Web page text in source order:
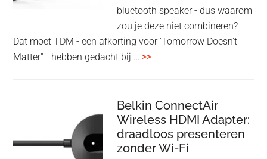
bluetooth speaker - dus waarom
zou je deze niet combineren?
Dat moet TDM - een afkorting voor 'Tomorrow Doesn't
Matter" - hebben gedacht bij … >>overHoofdtelefoon
Speaker
in
een
twist
Belkin ConnectAir
Wireless HDMI Adapter:
draadloos presenteren
zonder Wi-Fi